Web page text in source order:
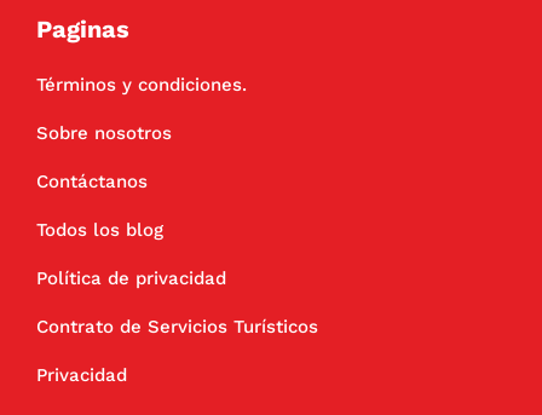
Paginas
Términos y condiciones.
Sobre nosotros
Contáctanos
Todos los blog
Política de privacidad
Contrato de Servicios Turísticos
Privacidad